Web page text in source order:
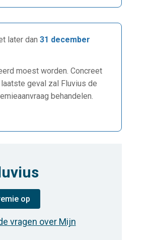
later dan 31 december
moest worden. Concreet
geval zal Fluvius de
behandelen.
op
vragen over Mijn